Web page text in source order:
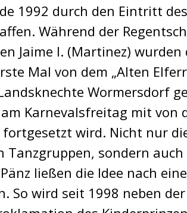
1992 durch den Eintritt
Während der
Jaime I. (Martinez) wurden
Mal von dem „Alten
Wormersdorf
Karnevalsfreitag mit von
wird. Nicht nur
Tanzgruppen, sondern auch
ließen die Idee nach
So wird seit 1998 neben der